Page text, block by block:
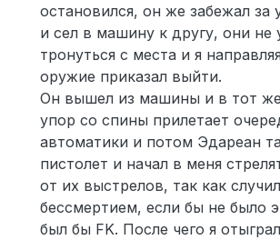
остановился, он же забежал за
и сел в машину к другу, они не
тронуться с места и я
оружие приказал выйти.
Он вышел из машины и в тот
упор со спины прилетает
автоматики и потом Эдареан
пистолет и начал в меня
от их выстрелов, так как
бессмертием, если бы не было
был бы FK. После чего я